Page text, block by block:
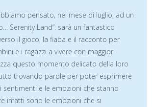
pensato, nel mese di luglio, ad un
Serenity Land”: sarà un fantastico
il gioco, la fiaba e il racconto per
e i ragazzi a vivere con maggior
questo momento delicato della loro
trovando parole per poter esprimere
sentimenti e le emozioni che stanno
infatti sono le emozioni che si